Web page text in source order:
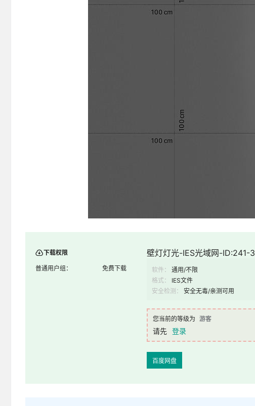
下载权限
普通用户组： 免费下载
壁灯灯光-IES光域网-ID:241-3
软件： 通用/不限
格式：
IES文件
安全检测：
安全无毒/亲测可用
您当前的等级为 游客
请先 登录
百度网盘